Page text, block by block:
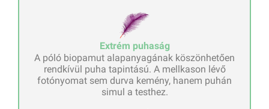
Extrém puhaság
A póló biopamut alapanyagának köszönhetően
rendkívül puha tapintású. A mellkason lévő
fotónyomat sem durva kemény, hanem puhán
simul a testhez.